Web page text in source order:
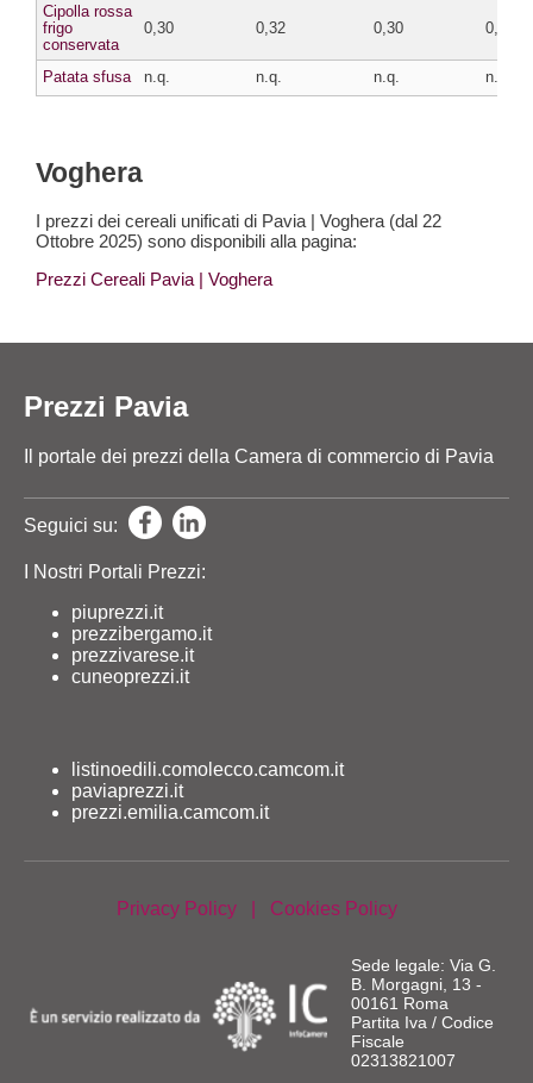
Cipolla rossa
frigo
conservata
0,30 0,32 0,30 0,32
Patata sfusa n.q. n.q. n.q. n.q.
Voghera
I prezzi dei cereali unificati di Pavia | Voghera (dal 22
Ottobre 2025) sono disponibili alla pagina:
Prezzi Cereali Pavia | Voghera
Prezzi Pavia
Il portale dei prezzi della Camera di commercio di Pavia
Seguici su:
I Nostri Portali Prezzi:
piuprezzi.it
prezzibergamo.it
prezzivarese.it
cuneoprezzi.it
listinoedili.comolecco.camcom.it
paviaprezzi.it
prezzi.emilia.camcom.it
Privacy Policy Cookies Policy
Sede legale: Via G.
B. Morgagni, 13 -
00161 Roma
Partita Iva / Codice
Fiscale
02313821007